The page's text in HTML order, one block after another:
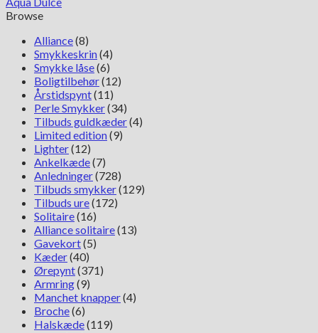
5393
antal
Browse
Alliance(8)
Smykkeskrin(4)
Smykke låse(6)
Boligtilbehør(12)
Årstidspynt(11)
Perle Smykker(34)
Tilbuds guldkæder(4)
Limited edition(9)
Lighter(12)
Ankelkæde(7)
Anledninger(728)
Tilbuds smykker(129)
Tilbuds ure(172)
Solitaire(16)
Alliance solitaire(13)
Gavekort(5)
Kæder(40)
Ørepynt(371)
Armring(9)
Manchet knapper(4)
Broche(6)
Halskæde(119)